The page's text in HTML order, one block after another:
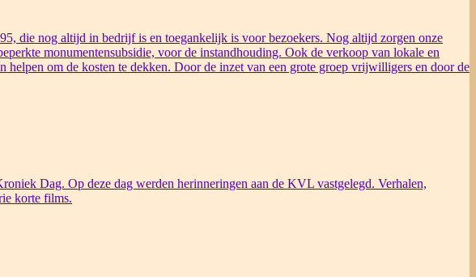
die nog altijd in bedrijf is en toegankelijk is voor bezoekers. Nog altijd zorgen onze
monumentensubsidie, voor de instandhouding. Ook de verkoop van lokale en
om de kosten te dekken. Door de inzet van een grote groep vrijwilligers en door de
Dag. Op deze dag werden herinneringen aan de KVL vastgelegd. Verhalen,
korte films.